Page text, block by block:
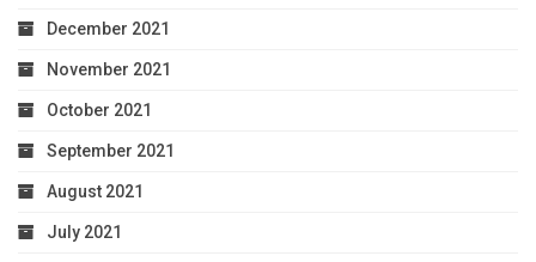
December 2021
November 2021
October 2021
September 2021
August 2021
July 2021